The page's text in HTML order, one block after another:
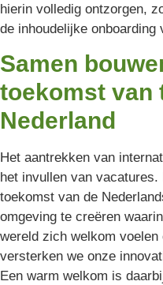
hierin volledig ontzorgen,
de inhoudelijke onboarding
Samen
toekomst van
Nederland
Het aantrekken van
het invullen van
toekomst van de
omgeving te creëren
wereld zich welkom voelen
versterken we onze
Een warm welkom is